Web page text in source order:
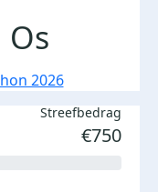
2026
Streefbedrag
€750